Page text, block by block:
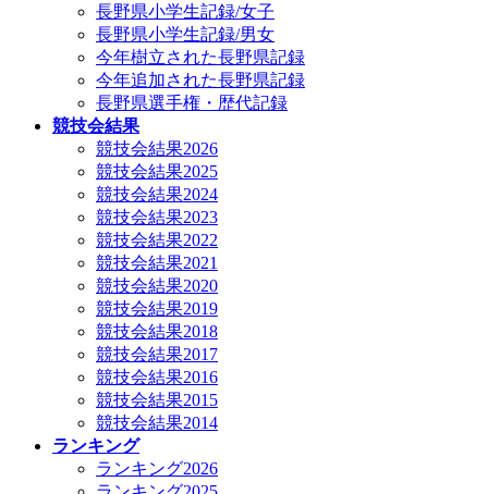
長野県小学生記録/女子
長野県小学生記録/男女
今年樹立された長野県記録
今年追加された長野県記録
長野県選手権・歴代記録
競技会結果
競技会結果2026
競技会結果2025
競技会結果2024
競技会結果2023
競技会結果2022
競技会結果2021
競技会結果2020
競技会結果2019
競技会結果2018
競技会結果2017
競技会結果2016
競技会結果2015
競技会結果2014
ランキング
ランキング2026